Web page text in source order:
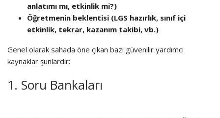
anlatımı mı, etkinlik mi?)
Öğretmenin beklentisi (LGS hazırlık, sınıf içi
etkinlik, tekrar, kazanım takibi, vb.)
Genel olarak sahada öne çıkan bazı güvenilir yardımcı
kaynaklar şunlardır:
1. Soru Bankaları